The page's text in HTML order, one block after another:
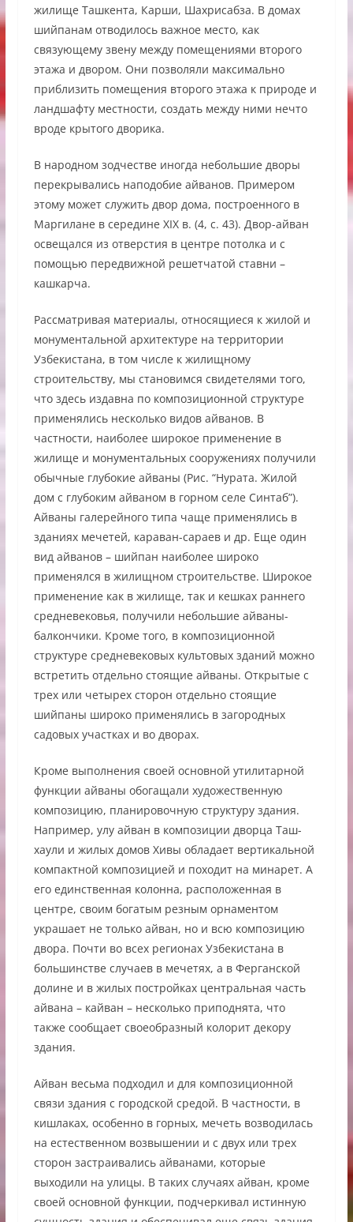
жилище Ташкента, Карши, Шахрисабза. В домах
шийпанам отводилось важное место, как
связующему звену между помещениями второго
этажа и двором. Они позволяли максимально
приблизить помещения второго этажа к природе и
ландшафту местности, создать между ними нечто
вроде крытого дворика.
В народном зодчестве иногда небольшие дворы
перекрывались наподобие айванов. Примером
этому может служить двор дома, построенного в
Маргилане в середине XIX в. (4, с. 43). Двор-айван
освещался из отверстия в центре потолка и с
помощью передвижной решетчатой ставни –
кашкарча.
Рассматривая материалы, относящиеся к жилой и
монументальной архитектуре на территории
Узбекистана, в том числе к жилищному
строительству, мы становимся свидетелями того,
что здесь издавна по композиционной структуре
применялись несколько видов айванов. В
частности, наиболее широкое применение в
жилище и монументальных сооружениях получили
обычные глубокие айваны (Рис. “Нурата. Жилой
дом с глубоким айваном в горном селе Синтаб”).
Айваны галерейного типа чаще применялись в
зданиях мечетей, караван-сараев и др. Еще один
вид айванов – шийпан наиболее широко
применялся в жилищном строительстве. Широкое
применение как в жилище, так и кешках раннего
средневековья, получили небольшие айваны-
балкончики. Кроме того, в композиционной
структуре средневековых культовых зданий можно
встретить отдельно стоящие айваны. Открытые с
трех или четырех сторон отдельно стоящие
шийпаны широко применялись в загородных
садовых участках и во дворах.
Кроме выполнения своей основной утилитарной
функции айваны обогащали художественную
композицию, планировочную структуру здания.
Например, улу айван в композиции дворца Таш-
хаули и жилых домов Хивы обладает вертикальной
компактной композицией и походит на минарет. А
его единственная колонна, расположенная в
центре, своим богатым резным орнаментом
украшает не только айван, но и всю композицию
двора. Почти во всех регионах Узбекистана в
большинстве случаев в мечетях, а в Ферганской
долине и в жилых постройках центральная часть
айвана – кайван – несколько приподнята, что
также сообщает своеобразный колорит декору
здания.
Айван весьма подходил и для композиционной
связи здания с городской средой. В частности, в
кишлаках, особенно в горных, мечеть возводилась
на естественном возвышении и с двух или трех
сторон застраивались айванами, которые
выходили на улицы. В таких случаях айван, кроме
своей основной функции, подчеркивал истинную